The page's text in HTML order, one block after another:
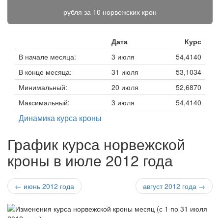
рубля за 10 норвежских крон
Дата
Курс
В начале месяца:
3 июля
54,4140
В конце месяца:
31 июля
53,1034
Минимальный:
20 июля
52,6870
Максимальный:
3 июля 54,4140
Динамика курса кроны
График курса норвежской
кроны в июле 2012 года
← июнь 2012 года август 2012 года →